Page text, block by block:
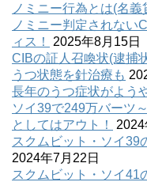
ノミニー行為とは(名義
ノミニー判定されない
ィス！
2025年8月15日
CIBの証人召喚状(逮捕
うつ状態を針治療も
長年のうつ症状がよう
ソイ39で249万バーツ
としてはアウト！
2024
スクムビット・ソイ39
2024年7月22日
スクムビット・ソイ41